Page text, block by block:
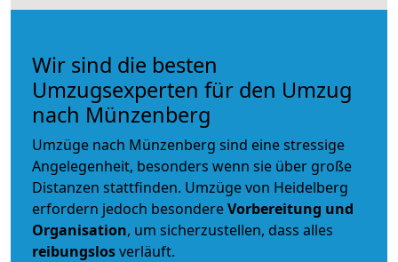
Wir sind die besten
Umzugsexperten für den Umzug
nach Münzenberg
Umzüge nach Münzenberg sind eine stressige
Angelegenheit, besonders wenn sie über große
Distanzen stattfinden. Umzüge von Heidelberg
erfordern jedoch besondereVorbereitung und
Organisation, um sicherzustellen, dass alles
reibungslosverläuft.